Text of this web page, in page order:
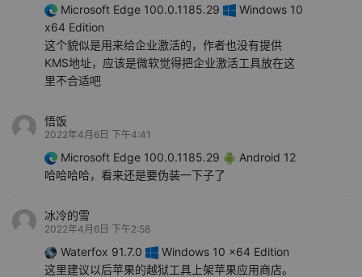
Microsoft Edge 100.0.1185.29
Windows 10
x64 Edition
这个貌似是用来给企业激活的，作者也没有提供
KMS地址，应该是微软觉得把企业激活工具放在这
里不合适吧
悟饭
2022年4月6日 下午4:41
Microsoft Edge 100.0.1185.29
Android 12
哈哈哈哈，看来还是要伪装一下子了
冰冷的雪
2022年4月6日 下午2:58
Waterfox 91.7.0
Windows 10 x64 Edition
这里建议以后苹果的越狱工具上架苹果应用商店。